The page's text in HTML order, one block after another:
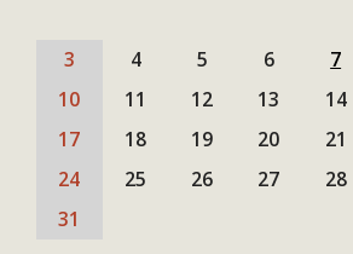
3
4 5 6 7
10
11 12 13 14
17
18 19 20 21
24
25 26 27 28
31